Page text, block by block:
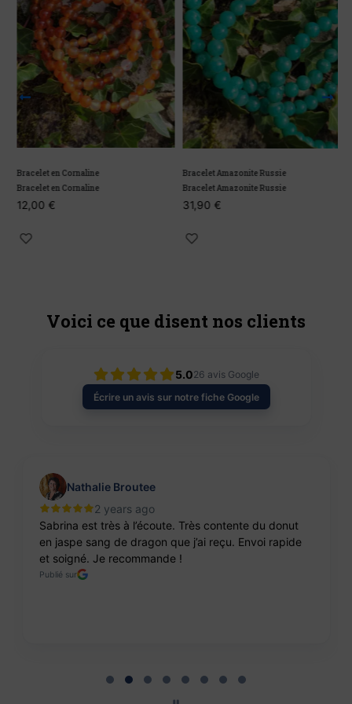
Bracelet en Cornaline
Bracelet en Cornaline
12,00 €
Bracelet Amazonite Russie
Bracelet Amazonite Russie
31,90 €
Voici ce que disent nos clients
5.026 avis Google
Écrire un avis sur notre fiche Google
Nathalie Broutee
2 years ago
Sabrina est très à l’écoute. Très contente du donut
en jaspe sang de dragon que j’ai reçu. Envoi rapide
et soigné. Je recommande !
Publié sur